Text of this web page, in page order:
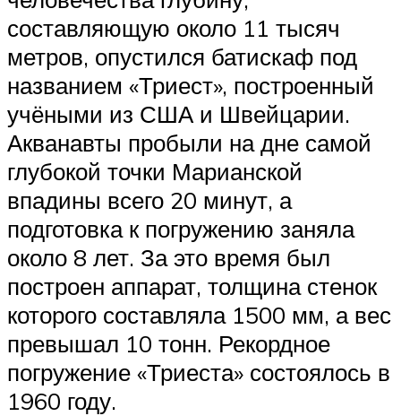
составляющую около 11 тысяч
метров, опустился батискаф под
названием «Триест», построенный
учёными из США и Швейцарии.
Акванавты пробыли на дне самой
глубокой точки Марианской
впадины всего 20 минут, а
подготовка к погружению заняла
около 8 лет. За это время был
построен аппарат, толщина стенок
которого составляла 1500 мм, а вес
превышал 10 тонн. Рекордное
погружение «Триеста» состоялось в
1960 году.